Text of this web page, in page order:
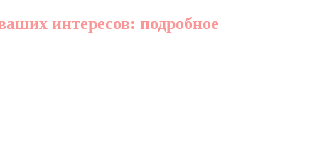
интересов: подробное